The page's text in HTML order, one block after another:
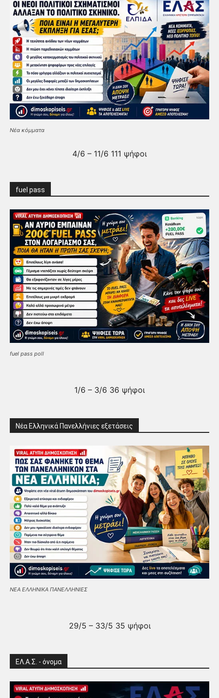
Νέα κόμματα
4/6 – 11/6 111 ψήφοι
fuel pass
fuel pass poll
1/6 – 3/6 36 ψήφοι
Νέα Ελληνικά Πανελλήνιες εξετάσεις
ΝΕΑ ΕΛΛΗΝΙΚΑ ΠΑΝΕΛΛΗΝΙΕΣ
29/5 – 33/5 35 ψήφοι
ΕΛ.Α.Σ. - όνομα